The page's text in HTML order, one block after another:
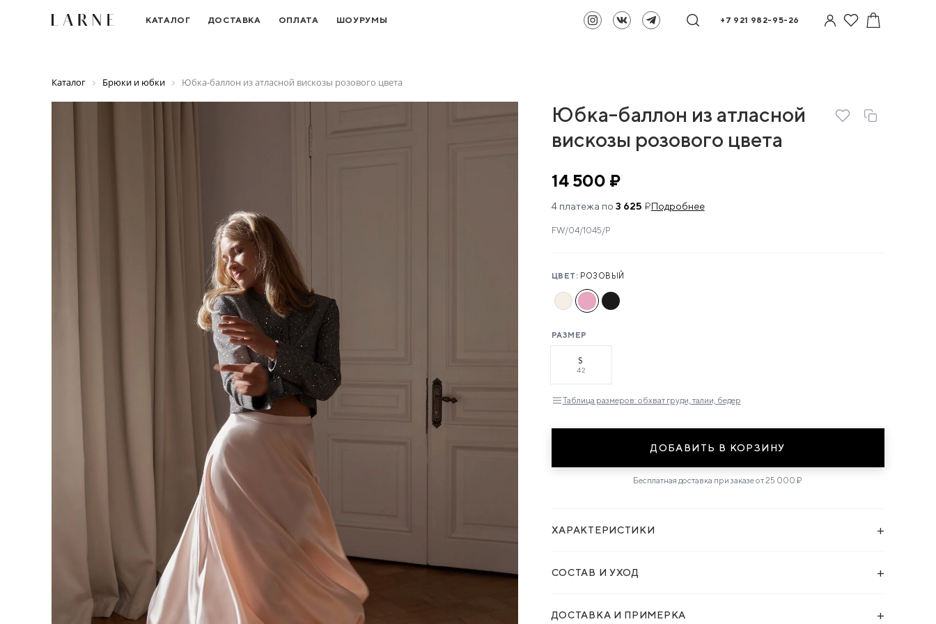
КАТАЛОГ ДОСТАВКА ОПЛАТА ШОУРУМЫ +7 921 982-95-26
Каталог Брюки и юбки Юбка-баллон из атласной вискозы розового цвета
Юбка-баллон из атласной
вискозы розового цвета
14 500 ₽
4 платежа по 3 625 ₽Подробнее
FW/04/1045/Р
ЦВЕТ: РОЗОВЫЙ
РАЗМЕР
S
42
Таблица размеров: обхват груди, талии, бедер
ДОБАВИТЬ В КОРЗИНУ
Бесплатная доставка при заказе от 25 000 ₽
ХАРАКТЕРИСТИКИ +
СОСТАВ И УХОД +
ДОСТАВКА И ПРИМЕРКА +